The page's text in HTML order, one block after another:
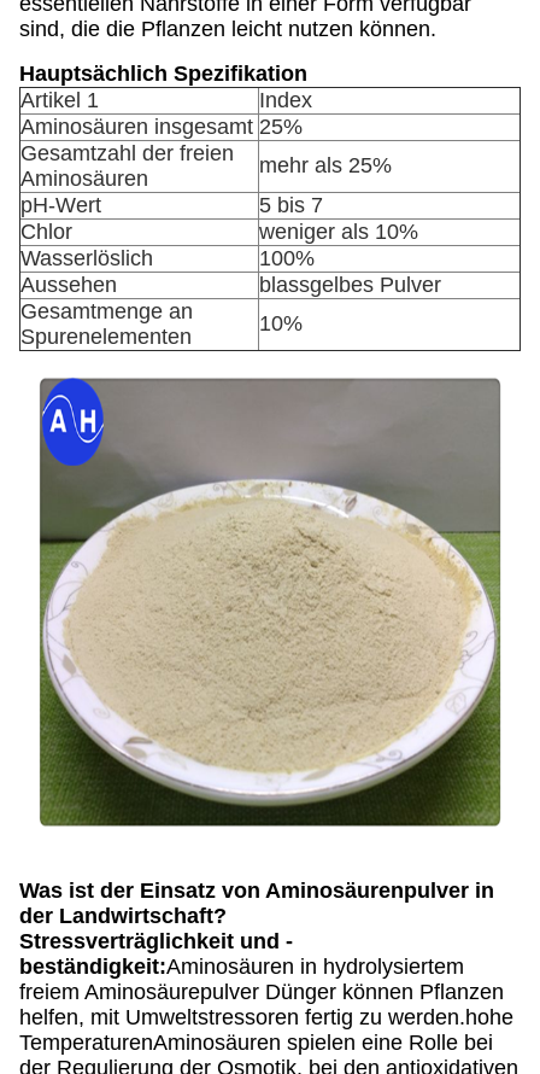
sind, die die Pflanzen leicht nutzen können.
Hauptsächlich Spezifikation
Artikel 1
Index
Aminosäuren insgesamt 25%
Gesamtzahl der freien
Aminosäuren
mehr als 25%
pH-Wert
5 bis 7
Chlor
weniger als 10%
Wasserlöslich
100%
Aussehen
blassgelbes Pulver
Gesamtmenge an
Spurenelementen
10%
Was ist der Einsatz von Aminosäurenpulver in
der Landwirtschaft?
Stressverträglichkeit und -
beständigkeit:Aminosäuren in hydrolysiertem
freiem Aminosäurepulver Dünger können Pflanzen
helfen, mit Umweltstressoren fertig zu werden.hohe
TemperaturenAminosäuren spielen eine Rolle bei
der Regulierung der Osmotik, bei den antioxidativen